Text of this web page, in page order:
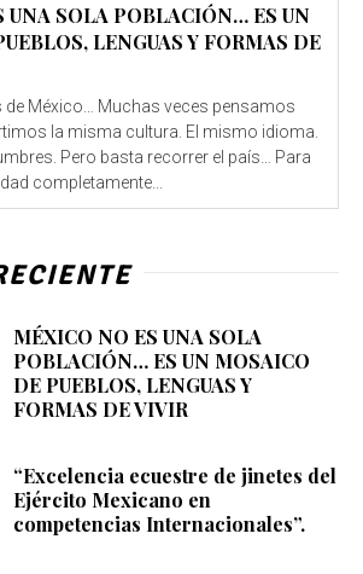
UNA SOLA POBLACIÓN… ES UN
LENGUAS Y FORMAS DE
veces pensamos
cultura. El mismo idioma.
el país… Para
completamente...
MÉXICO NO ES UNA SOLA
POBLACIÓN… ES UN MOSAICO
DE PUEBLOS, LENGUAS Y
FORMAS DE VIVIR
“Excelencia ecuestre de jinetes del
Ejército Mexicano en
competencias Internacionales”.